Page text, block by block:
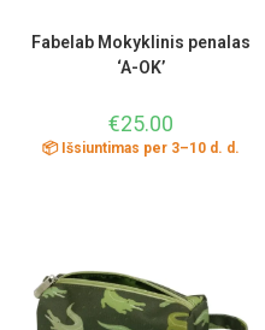
Fabelab Mokyklinis penalas
‘A-OK’
€25.00
📦 Išsiuntimas per 3–10 d. d.